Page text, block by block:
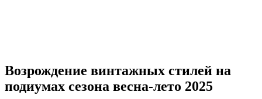
Возрождение винтажных стилей на
подиумах сезона весна-лето 2025